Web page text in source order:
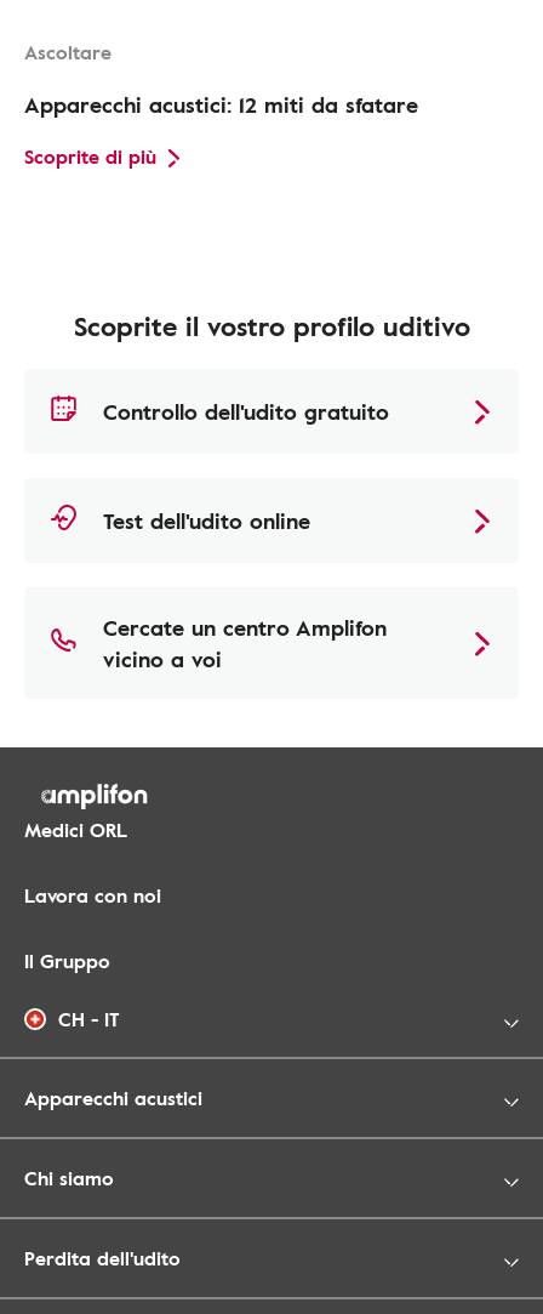
Ascoltare
Apparecchi acustici: 12 miti da sfatare
Scoprite di più
Scoprite il vostro profilo uditivo
Controllo dell'udito gratuito
Test dell'udito online
Cercate un centro Amplifon
vicino a voi
Medici ORL
Lavora con noi
Il Gruppo
CH - IT
Apparecchi acustici
Chi siamo
Perdita dell'udito